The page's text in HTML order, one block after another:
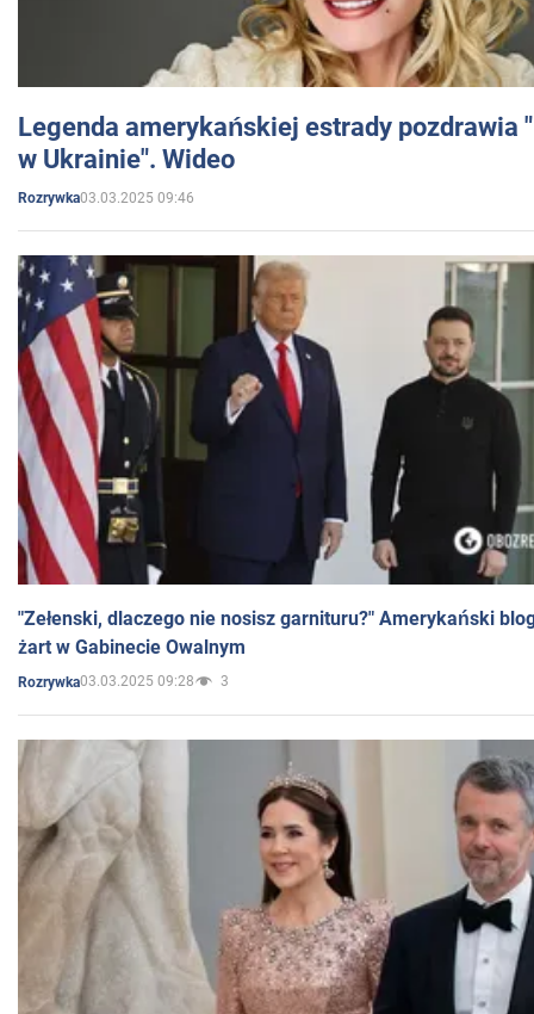
Legenda amerykańskiej estrady pozdrawia
w Ukrainie". Wideo
Rozrywka03.03.2025 09:46
"Zełenski, dlaczego nie nosisz garnituru?" Amerykański
żart w Gabinecie Owalnym
Rozrywka03.03.2025 09:28 3